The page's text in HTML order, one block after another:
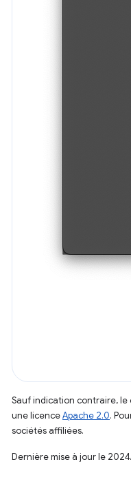
Sauf indication contraire,
une licenceApache 2.0.
sociétés affiliées.
Dernière mise à jour le